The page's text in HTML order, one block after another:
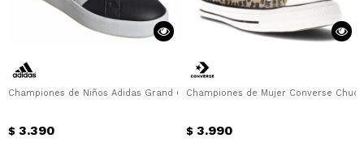
Championes de Niños Adidas Grand Court 3.0 Junior Adidas - Negro
$ 3.390
Championes de Mujer Converse
$ 3.990